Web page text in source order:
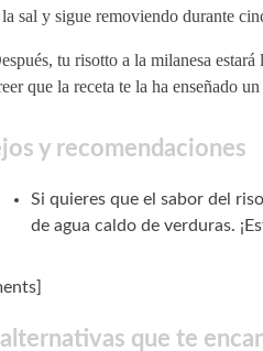
sal y sigue removiendo durante
tu risotto a la milanesa
que la receta te la ha enseñado
y recomendaciones
Si quieres que el sabor del
de agua caldo de verduras.
que te